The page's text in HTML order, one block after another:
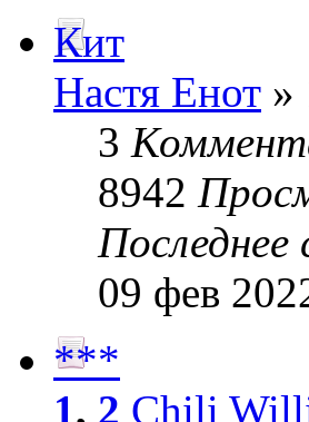
Кит
Настя Енот »
3
8942
09 фев
***
1, 2 Chili